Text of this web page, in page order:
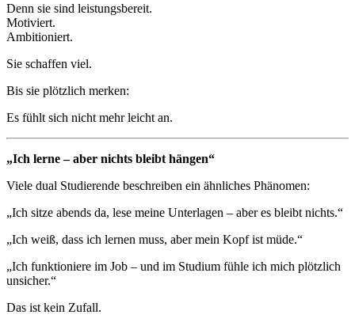
Denn sie sind leistungsbereit.
Motiviert.
Ambitioniert.
Sie schaffen viel.
Bis sie plötzlich merken:
Es fühlt sich nicht mehr leicht an.
„Ich lerne – aber nichts bleibt hängen“
Viele dual Studierende beschreiben ein ähnliches Phänomen:
„Ich sitze abends da, lese meine Unterlagen – aber es bleibt nichts.“
„Ich weiß, dass ich lernen muss, aber mein Kopf ist müde.“
„Ich funktioniere im Job – und im Studium fühle ich mich plötzlich
unsicher.“
Das ist kein Zufall.